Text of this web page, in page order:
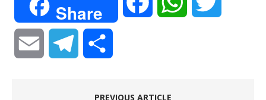
Share
e
PREVIOUS ARTICLE